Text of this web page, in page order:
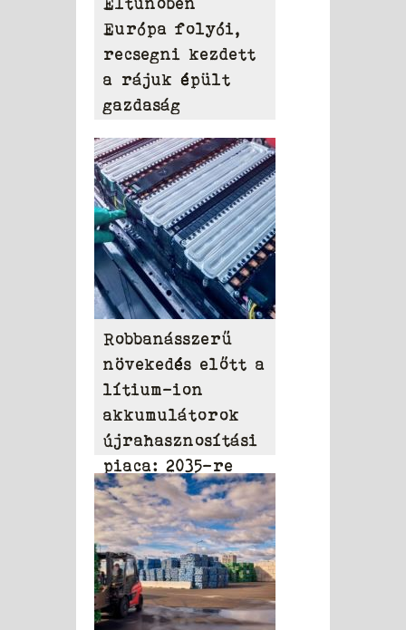
Eltűnőben
Európa folyói,
recsegni kezdett
a rájuk épült
gazdaság
Robbanásszerű
növekedés előtt a
lítium-ion
akkumulátorok
újrahasznosítási
piaca: 2035-re
elérheti a 31,95
milliárd dollárt